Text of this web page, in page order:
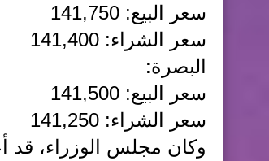
سعر البيع: 141,750
سعر الشراء: 141,400
البصرة:
سعر البيع: 141,500
سعر الشراء: 141,250